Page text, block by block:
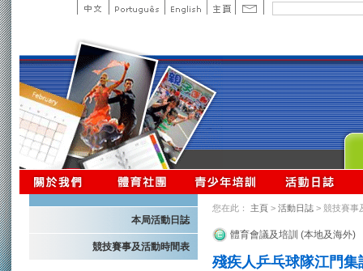
本局活動日誌
競技賽事及活動時間表
您在此： 主頁 > 活動日誌 > 競技賽事
體育會議及培訓 (本地及海外)
殘疾人乒乓球隊江門集